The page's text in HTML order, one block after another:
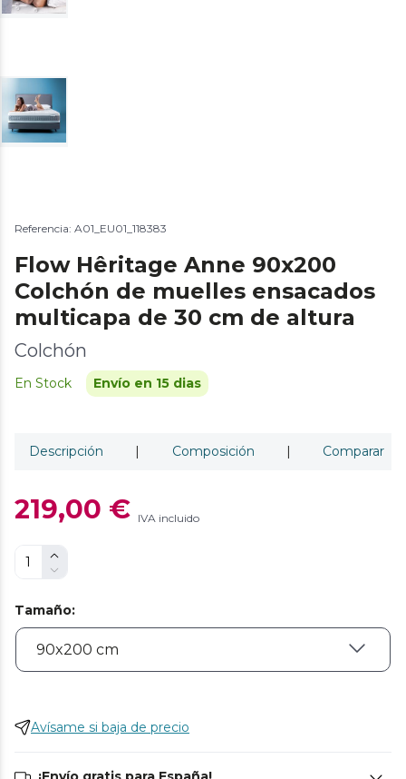
Referencia: A01_EU01_118383
Flow Hêritage Anne 90x200
Colchón de muelles ensacados
multicapa de 30 cm de altura
Colchón
En Stock Envío en 15 dias
Descripción | Composición | Comparar
219,00 € IVA incluido
Tamaño:
Avísame si baja de precio